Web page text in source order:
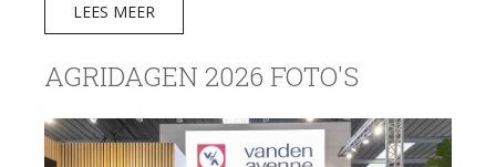
LEES MEER
AGRIDAGEN 2026 FOTO'S